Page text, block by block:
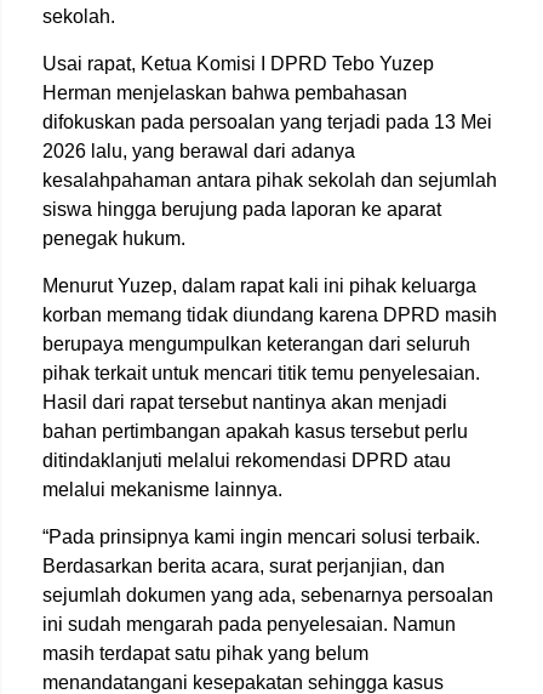
sekolah.
Usai rapat, Ketua Komisi I DPRD Tebo Yuzep
Herman menjelaskan bahwa pembahasan
difokuskan pada persoalan yang terjadi pada 13 Mei
2026 lalu, yang berawal dari adanya
kesalahpahaman antara pihak sekolah dan sejumlah
siswa hingga berujung pada laporan ke aparat
penegak hukum.
Menurut Yuzep, dalam rapat kali ini pihak keluarga
korban memang tidak diundang karena DPRD masih
berupaya mengumpulkan keterangan dari seluruh
pihak terkait untuk mencari titik temu penyelesaian.
Hasil dari rapat tersebut nantinya akan menjadi
bahan pertimbangan apakah kasus tersebut perlu
ditindaklanjuti melalui rekomendasi DPRD atau
melalui mekanisme lainnya.
“Pada prinsipnya kami ingin mencari solusi terbaik.
Berdasarkan berita acara, surat perjanjian, dan
sejumlah dokumen yang ada, sebenarnya persoalan
ini sudah mengarah pada penyelesaian. Namun
masih terdapat satu pihak yang belum
menandatangani kesepakatan sehingga kasus